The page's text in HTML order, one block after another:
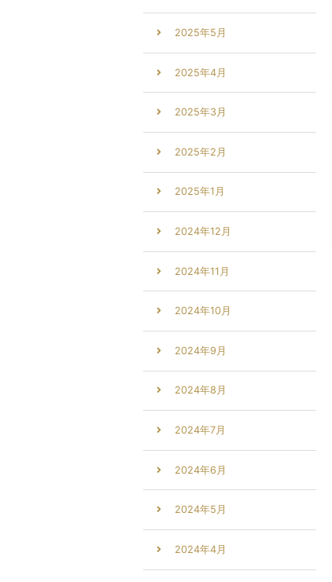
2025年5月
2025年4月
2025年3月
2025年2月
2025年1月
2024年12月
2024年11月
2024年10月
2024年9月
2024年8月
2024年7月
2024年6月
2024年5月
2024年4月